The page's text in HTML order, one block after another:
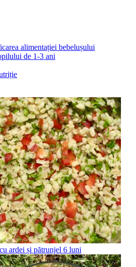
alimentației bebelușului
de 1-3 ani
ardei și pătrunjel 6 luni